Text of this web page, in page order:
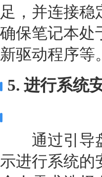
足，并连接稳
确保笔记本处
新驱动程序等。
5. 进行系统
通过引导盘
示进行系统的